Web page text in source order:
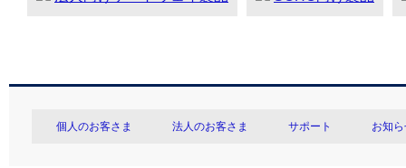
個人のお客さま 法人のお客さま サポート お知